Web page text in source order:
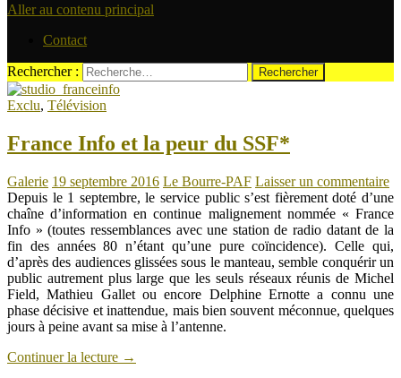
Aller au contenu principal
Contact
Rechercher :
Exclu, Télévision
France Info et la peur du SSF*
Galerie 19 septembre 2016 Le Bourre-PAF Laisser un commentaire
Depuis le 1 septembre, le service public s’est fièrement doté d’une
chaîne d’information en continue malignement nommée « France
Info » (toutes ressemblances avec une station de radio datant de la
fin des années 80 n’étant qu’une pure coïncidence). Celle qui,
d’après des audiences glissées sous le manteau, semble conquérir un
public autrement plus large que les seuls réseaux réunis de Michel
Field, Mathieu Gallet ou encore Delphine Ernotte a connu une
phase décisive et inattendue, mais bien souvent méconnue, quelques
jours à peine avant sa mise à l’antenne.
Continuer la lecture →